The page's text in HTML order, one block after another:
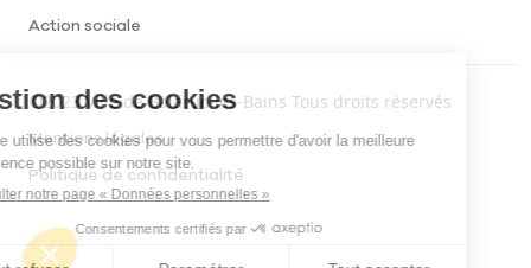
Action sociale
Menu footer bottom
©2023 Ville de Balaruc-les-Bains Tous droits réservés
Mentions légales
Politique de confidentialité